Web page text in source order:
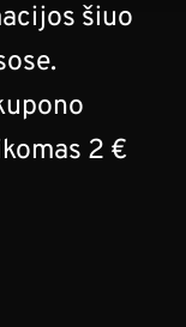
šiuo
2 €